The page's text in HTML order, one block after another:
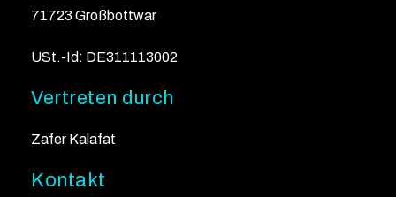
71723 Großbottwar
USt.-Id: DE311113002
Vertreten durch
Zafer Kalafat
Kontakt